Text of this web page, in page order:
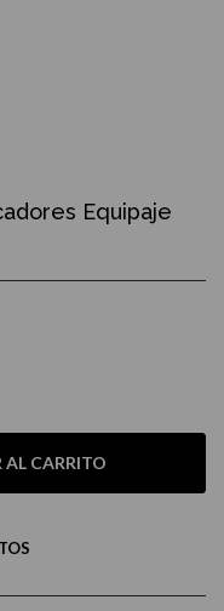
Equipaje
CARRITO